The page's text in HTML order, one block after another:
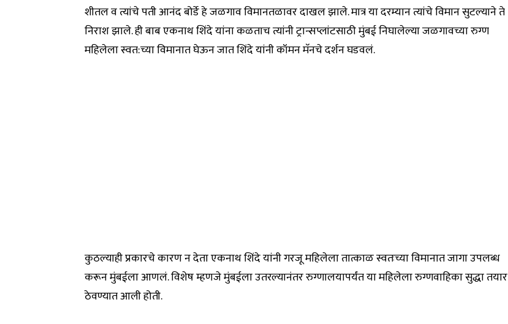
शीतल व त्यांचे पती आनंद बोर्डे हे जळगाव विमानतळावर दाखल झाले. मात्र या दरम्यान त्यांचे विमान सुटल्याने ते
निराश झाले. ही बाब एकनाथ शिंदे यांना कळताच त्यांनी ट्रान्सप्लांटसाठी मुंबई निघालेल्या जळगावच्या रुग्ण
महिलेला स्वत:च्या विमानात घेऊन जात शिंदे यांनी कॉमन मॅनचे दर्शन घडवलं.
कुठल्याही प्रकारचे कारण न देता एकनाथ शिंदे यांनी गरजू महिलेला तात्काळ स्वतःच्या विमानात जागा उपलब्ध
करून मुंबईला आणलं. विशेष म्हणजे मुंबईला उतरल्यानंतर रुग्णालयापर्यंत या महिलेला रुग्णवाहिका सुद्धा तयार
ठेवण्यात आली होती.